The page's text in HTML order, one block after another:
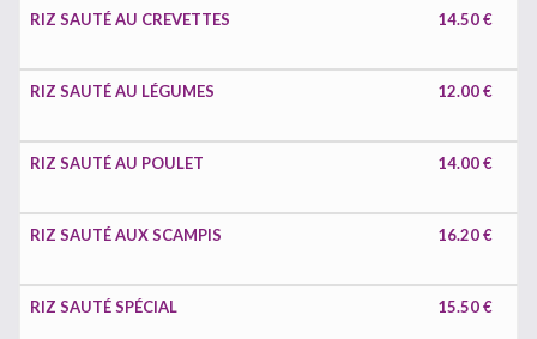
RIZ SAUTÉ AU CREVETTES 14.50 €
RIZ SAUTÉ AU LÉGUMES 12.00 €
RIZ SAUTÉ AU POULET 14.00 €
RIZ SAUTÉ AUX SCAMPIS 16.20 €
RIZ SAUTÉ SPÉCIAL 15.50 €